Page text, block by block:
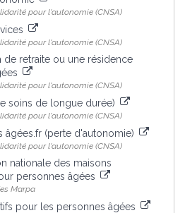
pour l'autonomie (CNSA)
pour l'autonomie (CNSA)
de retraite ou une résidence
pour l'autonomie (CNSA)
soins de longue durée)
pour l'autonomie (CNSA)
âgées.fr (perte d'autonomie)
pour l'autonomie (CNSA)
nationale des maisons
personnes âgées
Marpa
pour les personnes âgées